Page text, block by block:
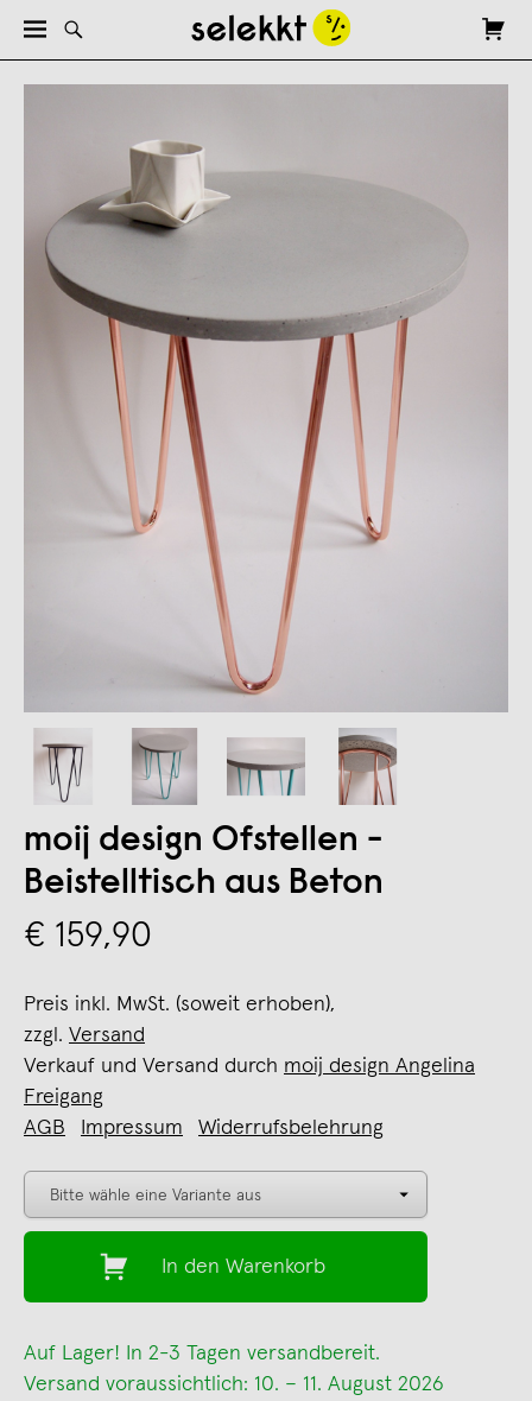
moij design Ofstellen -
Beistelltisch aus Beton
€ 159,90
Preis inkl. MwSt. (soweit erhoben),
zzgl. Versand
Verkauf und Versand durch moij design Angelina
Freigang
AGB
Impressum Widerrufsbelehrung
In den Warenkorb
Auf Lager! In 2-3 Tagen versandbereit.
Versand voraussichtlich: 10. – 11. August 2026